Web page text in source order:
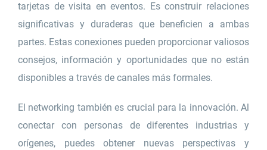
tarjetas de visita en eventos. Es construir relaciones
significativas y duraderas que beneficien a ambas
partes. Estas conexiones pueden proporcionar valiosos
consejos, información y oportunidades que no están
disponibles a través de canales más formales.
El networking también es crucial para la innovación. Al
conectar con personas de diferentes industrias y
orígenes, puedes obtener nuevas perspectivas y